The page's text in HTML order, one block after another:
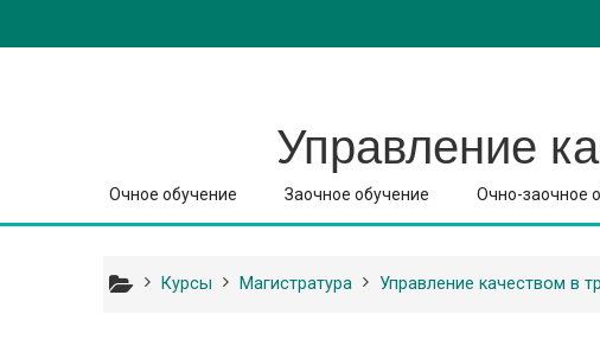
Управление
Очное обучение Заочное обучение Очно-заочное
Курсы Магистратура Управление качеством в